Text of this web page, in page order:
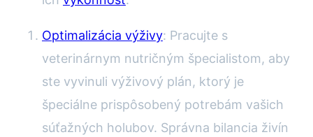
Optimalizácia výživy: Pracujte s
veterinárnym nutričným špecialistom, aby
ste vyvinuli výživový plán, ktorý je
špeciálne prispôsobený potrebám vašich
súťažných holubov. Správna bilancia živín